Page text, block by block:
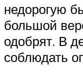
недорогую
большой
одобрят. В
соблюдать